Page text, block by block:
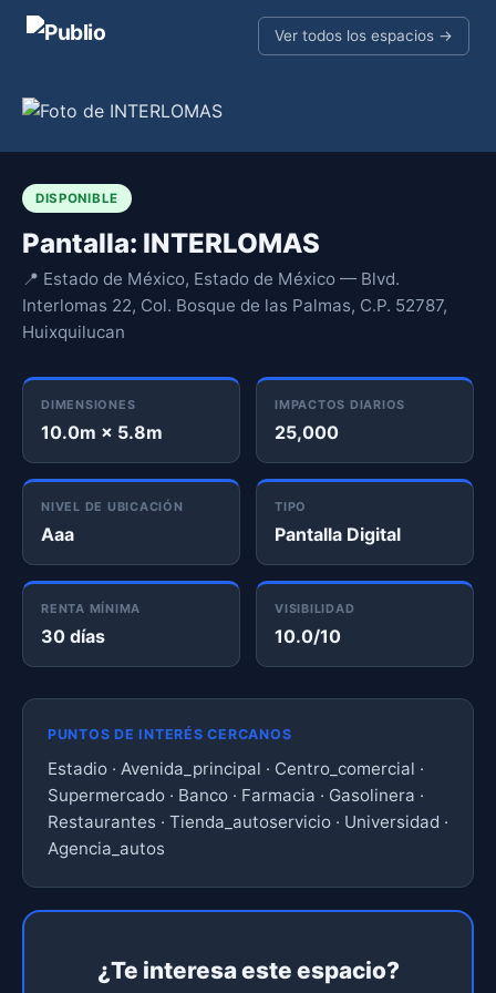
Ver todos los espacios →
DISPONIBLE
Pantalla: INTERLOMAS
📍 Estado de México, Estado de México — Blvd.
Interlomas 22, Col. Bosque de las Palmas, C.P. 52787,
Huixquilucan
DIMENSIONES
10.0m × 5.8m
IMPACTOS DIARIOS
25,000
NIVEL DE UBICACIÓN
Aaa
TIPO
Pantalla Digital
RENTA MÍNIMA
30 días
VISIBILIDAD
10.0/10
PUNTOS DE INTERÉS CERCANOS
Estadio · Avenida_principal · Centro_comercial ·
Supermercado · Banco · Farmacia · Gasolinera ·
Restaurantes · Tienda_autoservicio · Universidad ·
Agencia_autos
¿Te interesa este espacio?